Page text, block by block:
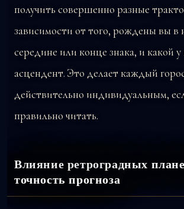
получить совершенно разные
зависимости от того, рождены вы в
середине или конце знака, и какой у
асцендент. Это делает каждый
действительно индивидуальным,
правильно читать.
Влияние ретроградных
точность прогноза